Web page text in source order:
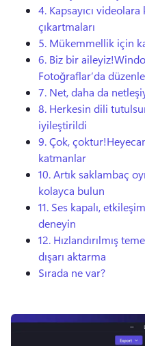
4. Kapsayıcı
çıkartmaları
5. Mükemmellik için
6. Biz bir
Fotoğraflar’da
7. Net, daha da
8. Herkesin dili
iyileştirildi
9. Çok,
katmanlar
10. Artık saklambaç
kolayca bulun
11. Ses kapalı,
deneyin
12. Hızlandırılmış
dışarı aktarma
Sırada ne var?